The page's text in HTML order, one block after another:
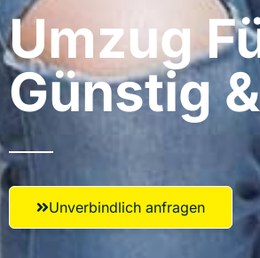
Umzug
Günstig
Unverbindlich anfragen